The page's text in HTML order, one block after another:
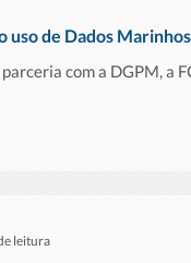
uso de Dados
com a DGPM, a
leitura